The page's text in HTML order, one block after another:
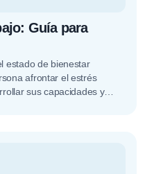
Guía para
estado de bienestar
afrontar el estrés
sus capacidades y…